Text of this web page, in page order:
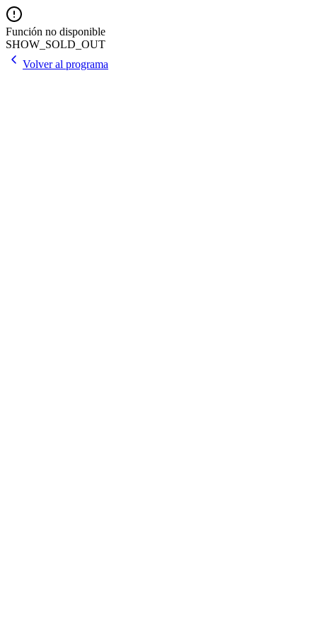
Función no disponible
SHOW_SOLD_OUT
Volver al programa